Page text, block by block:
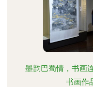
墨韵巴蜀情，书画
书画作